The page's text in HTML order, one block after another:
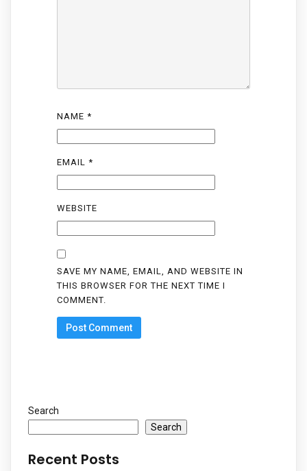
NAME *
EMAIL *
WEBSITE
SAVE MY NAME, EMAIL, AND WEBSITE IN
THIS BROWSER FOR THE NEXT TIME I
COMMENT.
Search
Search
Recent Posts